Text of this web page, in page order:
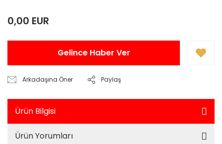
0,00 EUR
Gelince Haber Ver
Arkadaşına Öner Paylaş
Ürün Bilgisi
Ürün Yorumları